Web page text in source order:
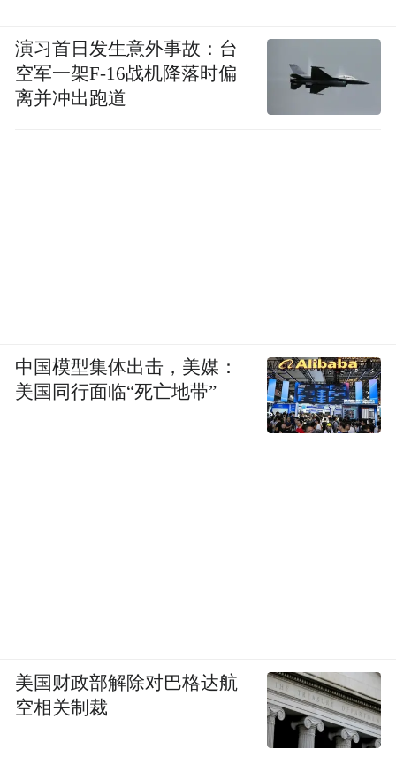
演习首日发生意外事故：台
空军一架F-16战机降落时偏
离并冲出跑道
中国模型集体出击，美媒：
美国同行面临“死亡地带”
美国财政部解除对巴格达航
空相关制裁